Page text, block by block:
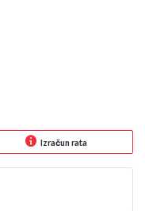
Izračun rata